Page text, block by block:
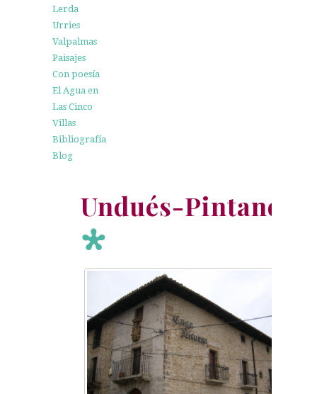
Lerda
Urries
Valpalmas
Paisajes
Con poesía
El Agua en
Las Cinco
Villas
Bibliografía
Blog
Undués-Pintano